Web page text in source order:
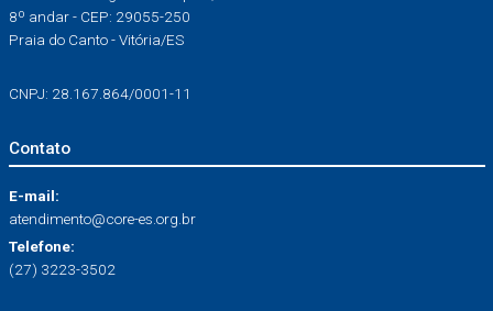
8º andar - CEP: 29055-250
Praia do Canto - Vitória/ES
CNPJ: 28.167.864/0001-11
Contato
E-mail:
atendimento@core-es.org.br
Telefone:
(27) 3223-3502